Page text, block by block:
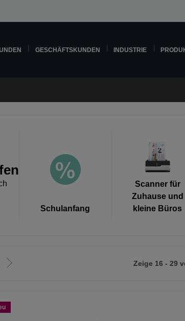
GESCHÄFTSKUNDEN INDUSTRIE
Schulanfang
Scanner für
Zuhause und
kleine Büros
Zur
Zeige 16 - 29